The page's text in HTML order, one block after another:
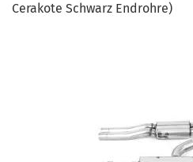
Cerakote Schwarz Endrohre)